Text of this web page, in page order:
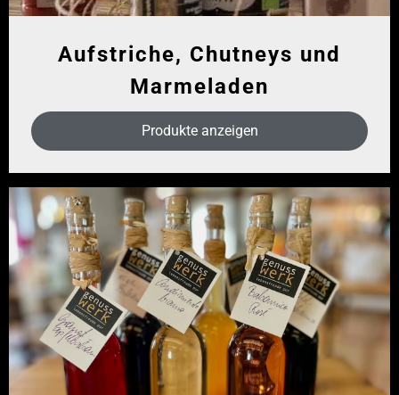
Aufstriche, Chutneys und
Marmeladen
Produkte anzeigen